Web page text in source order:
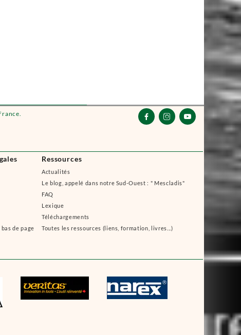
de page
Ressources
Actualités
Le blog, appelé dans notre Sud-Ouest : " Mescladis"
FAQ
Lexique
Téléchargements
Toutes les ressources (liens, formation, livres...)
  